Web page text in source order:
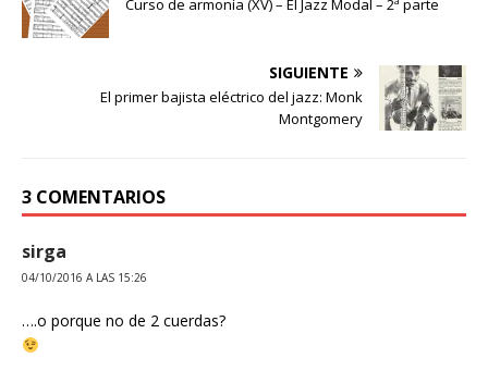
Curso de armonía (XV) – El Jazz Modal – 2ª parte
SIGUIENTE
El primer bajista eléctrico del jazz: Monk
Montgomery
3 COMENTARIOS
sirga
04/10/2016 A LAS 15:26
….o porque no de 2 cuerdas?